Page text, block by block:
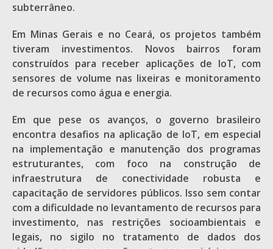
subterrâneo.
Em Minas Gerais e no Ceará, os projetos também
tiveram investimentos. Novos bairros foram
construídos para receber aplicações de IoT, com
sensores de volume nas lixeiras e monitoramento
de recursos como água e energia.
Em que pese os avanços, o governo brasileiro
encontra desafios na aplicação de IoT, em especial
na implementação e manutenção dos programas
estruturantes, com foco na construção de
infraestrutura de conectividade robusta e
capacitação de servidores públicos. Isso sem contar
com a dificuldade no levantamento de recursos para
investimento, nas restrições socioambientais e
legais, no sigilo no tratamento de dados dos